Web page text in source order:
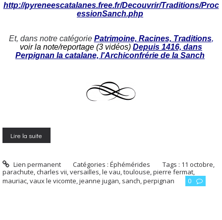
http://pyreneescatalanes.free.fr/Decouvrir/Traditions/Proc
essionSanch.php
Et, dans notre catégorie Patrimoine, Racines, Traditions,
voir la note/reportage (3 vidéos) Depuis 1416, dans
Perpignan la catalane, l'Archiconfrérie de la Sanch
Lire la suite
Lien permanent Catégories :Éphémérides Tags : 11 octobre,
parachute,charles vii,versailles,le vau,toulouse,pierre fermat,
mauriac,vaux le vicomte,jeanne jugan, sanch,perpignan 0